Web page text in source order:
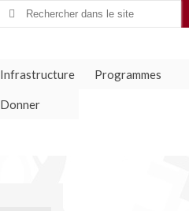
Search
Infrastructure Programmes
Donner